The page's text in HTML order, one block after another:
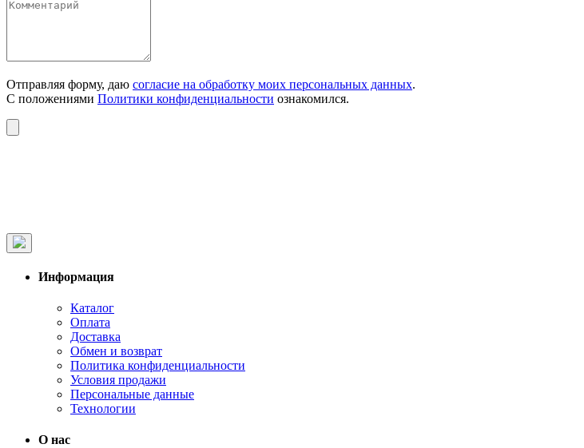
Отправляя форму, даю согласие на обработку моих персональных данных.
С положениями Политики конфиденциальности ознакомился.
Информация
Каталог
Оплата
Доставка
Обмен и возврат
Политика конфиденциальности
Условия продажи
Персональные данные
Технологии
О нас